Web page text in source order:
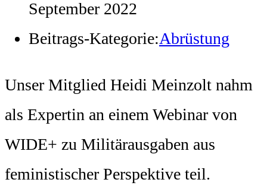
September 2022
Beitrags-Kategorie:Abrüstung
Unser Mitglied Heidi Meinzolt nahm
als Expertin an einem Webinar von
WIDE+ zu Militärausgaben aus
feministischer Perspektive teil.